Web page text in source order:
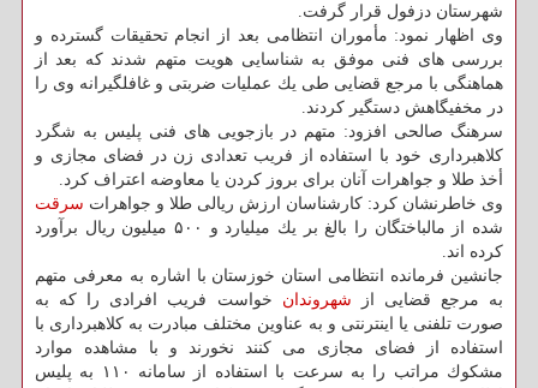
شهرستان دزفول قرار گرفت.
وی اظهار نمود: مأموران انتظامی بعد از انجام تحقیقات گسترده و
بررسی های فنی موفق به شناسایی هویت متهم شدند كه بعد از
هماهنگی با مرجع قضایی طی یك عملیات ضربتی و غافلگیرانه وی را
در مخفیگاهش دستگیر كردند.
سرهنگ صالحی افزود: متهم در بازجویی های فنی پلیس به شگرد
كلاهبرداری خود با استفاده از فریب تعدادی زن در فضای مجازی و
أخذ طلا و جواهرات آنان برای بروز كردن یا معاوضه اعتراف كرد.
وی خاطرنشان كرد: كارشناسان ارزش ریالی طلا و جواهرات سرقت
شده از مالباختگان را بالغ بر یك میلیارد و ۵۰۰ میلیون ریال برآورد
كرده اند.
جانشین فرمانده انتظامی استان خوزستان با اشاره به معرفی متهم
به مرجع قضایی از شهروندان خواست فریب افرادی را كه به
صورت تلفنی یا اینترنتی و به عناوین مختلف مبادرت به كلاهبرداری با
استفاده از فضای مجازی می كنند نخورند و با مشاهده موارد
مشكوك مراتب را به سرعت با استفاده از سامانه ۱۱۰ به پلیس